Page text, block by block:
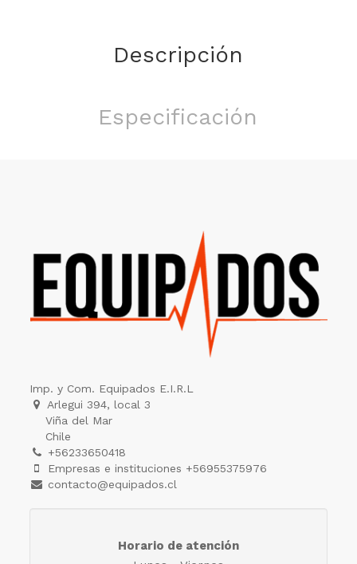
Descripción
Especificación
Imp. y Com. Equipados E.I.R.L
Arlegui 394, local 3
Viña del Mar
Chile
+56233650418
Empresas e instituciones +56955375976
contacto@equipados.cl
Horario de atención